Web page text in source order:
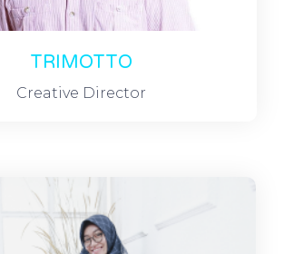
TRIMOTTO
Creative Director